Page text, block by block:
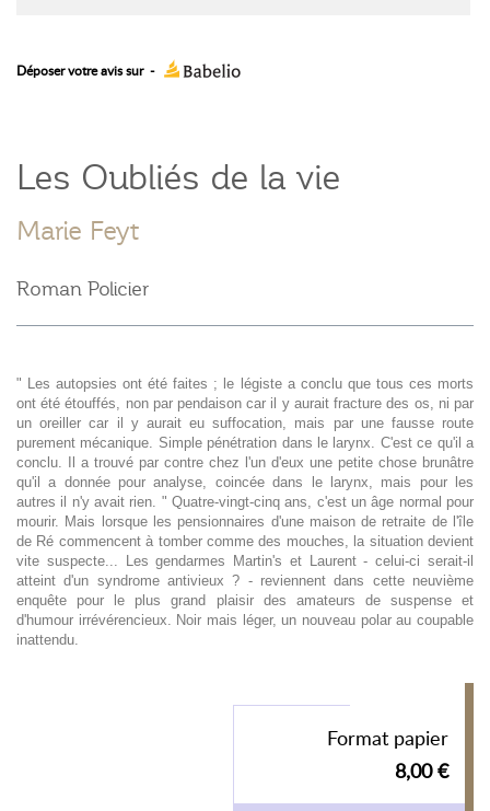
Déposer votre avis sur -
Les Oubliés de la vie
Marie Feyt
Roman Policier
" Les autopsies ont été faites ; le légiste a conclu que tous ces morts
ont été étouffés, non par pendaison car il y aurait fracture des os, ni par
un oreiller car il y aurait eu suffocation, mais par une fausse route
purement mécanique. Simple pénétration dans le larynx. C'est ce qu'il a
conclu. Il a trouvé par contre chez l'un d'eux une petite chose brunâtre
qu'il a donnée pour analyse, coincée dans le larynx, mais pour les
autres il n'y avait rien. " Quatre-vingt-cinq ans, c'est un âge normal pour
mourir. Mais lorsque les pensionnaires d'une maison de retraite de l'île
de Ré commencent à tomber comme des mouches, la situation devient
vite suspecte... Les gendarmes Martin's et Laurent - celui-ci serait-il
atteint d'un syndrome antivieux ? - reviennent dans cette neuvième
enquête pour le plus grand plaisir des amateurs de suspense et
d'humour irrévérencieux. Noir mais léger, un nouveau polar au coupable
inattendu.
Format papier
8,00 €